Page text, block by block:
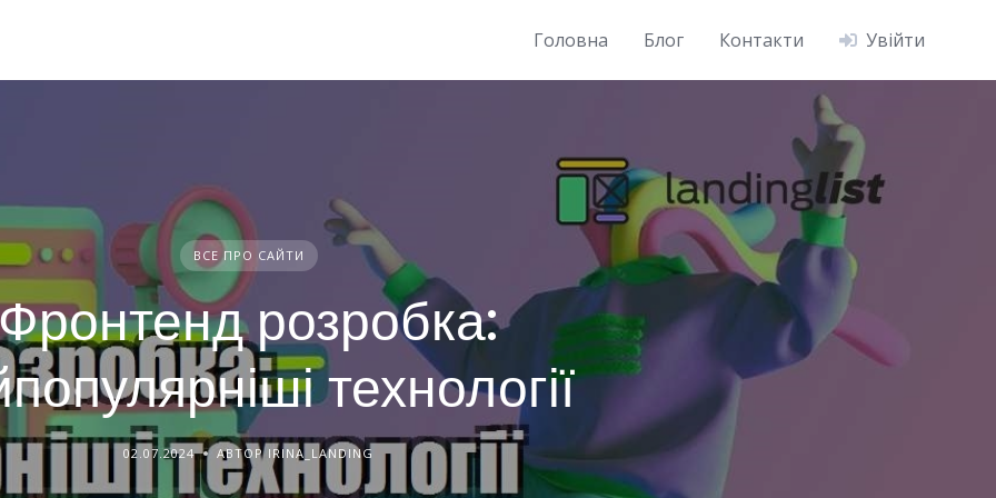
Головна Блог Контакти Увійти
ВСЕ ПРО САЙТИ
розробка:
технології
02.07.2024 АВТОР IRINA_LANDING